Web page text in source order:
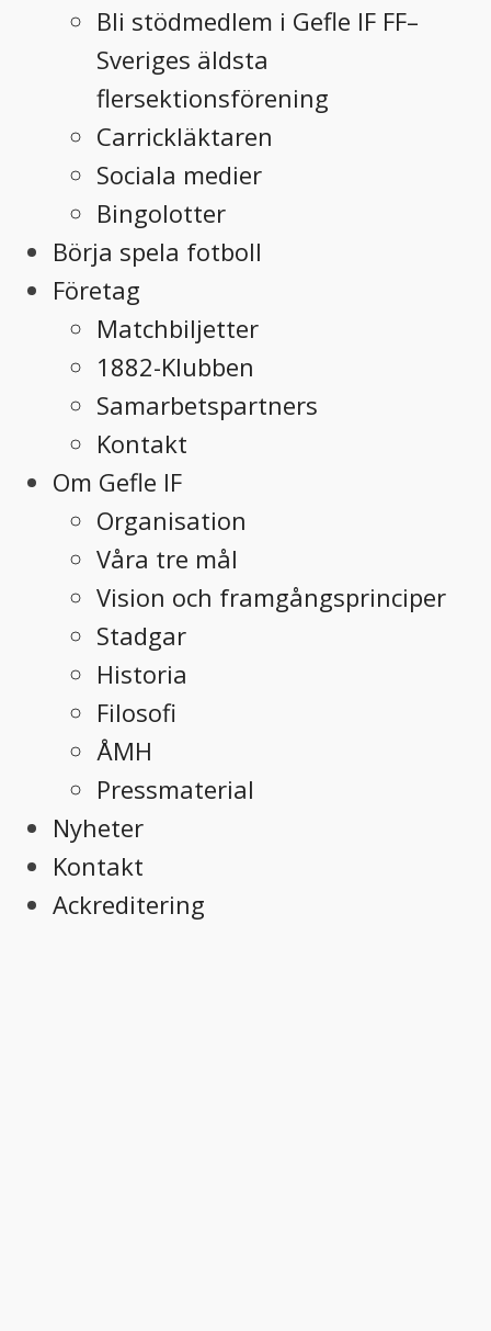
Bli stödmedlem i Gefle IF FF–
Sveriges äldsta
flersektionsförening
Carrickläktaren
Sociala medier
Bingolotter
Börja spela fotboll
Företag
Matchbiljetter
1882-Klubben
Samarbetspartners
Kontakt
Om Gefle IF
Organisation
Våra tre mål
Vision och framgångsprinciper
Stadgar
Historia
Filosofi
ÅMH
Pressmaterial
Nyheter
Kontakt
Ackreditering